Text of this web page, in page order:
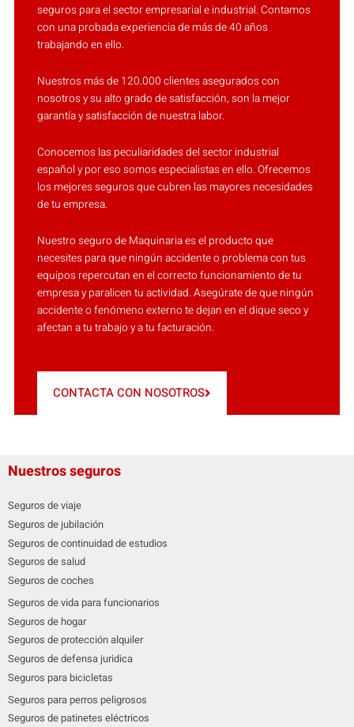
seguros para el sector empresarial e industrial. Contamos
con una probada experiencia de más de 40 años
trabajando en ello.
Nuestros más de 120.000 clientes asegurados con
nosotros y su alto grado de satisfacción, son la mejor
garantía y satisfacción de nuestra labor.
Conocemos las peculiaridades del sector industrial
español y por eso somos especialistas en ello. Ofrecemos
los mejores seguros que cubren las mayores necesidades
de tu empresa.
Nuestro seguro de Maquinaria es el producto que
necesites para que ningún accidente o problema con tus
equipos repercutan en el correcto funcionamiento de tu
empresa y paralicen tu actividad. Asegúrate de que ningún
accidente o fenómeno externo te dejan en el dique seco y
afectan a tu trabajo y a tu facturación.
CONTACTA CON NOSOTROS
Nuestros seguros
Seguros de viaje
Seguros de jubilación
Seguros de continuidad de estudios
Seguros de salud
Seguros de coches
Seguros de vida para funcionarios
Seguros de hogar
Seguros de protección alquiler
Seguros de defensa juridica
Seguros para bicicletas
Seguros para perros peligrosos
Seguros de patinetes eléctricos